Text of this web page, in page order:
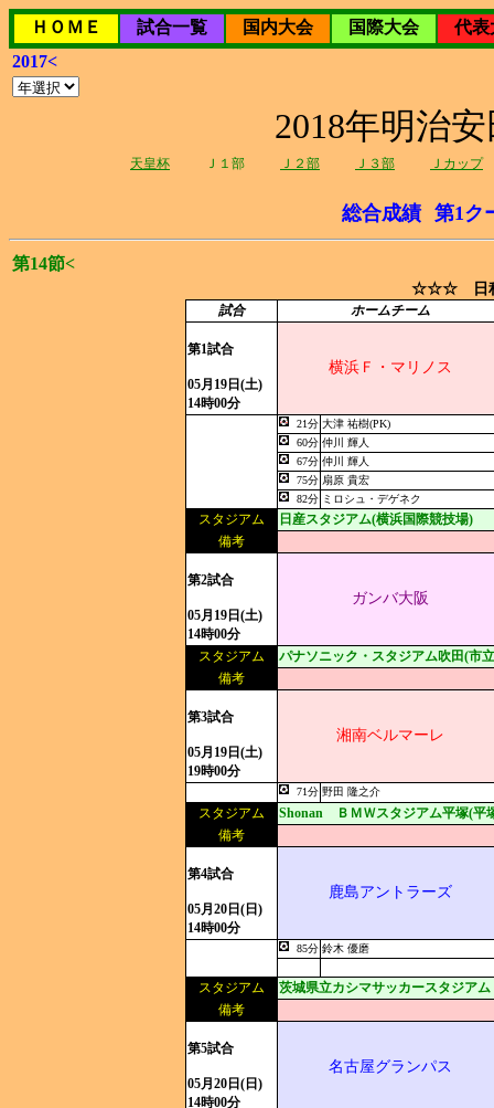
ＨＯＭＥ 試合一覧 国内大会 国際大会
代表
2017<
2018年明治
天皇杯 Ｊ１部 Ｊ２部 Ｊ３部 Ｊカップ
総合成績 第1ク
第14節<
☆☆☆ 日
試合 ホームチーム
第1試合
05月19日(土)
14時00分
横浜Ｆ・マリノス
21分 大津 祐樹(PK)
60分 仲川 輝人
67分 仲川 輝人
75分 扇原 貴宏
82分 ミロシュ・デゲネク
スタジアム
日産スタジアム(横浜国際競技場)
備考
第2試合
05月19日(土)
14時00分
ガンバ大阪
スタジアム
パナソニック・スタジアム吹田(市
備考
第3試合
05月19日(土)
19時00分
湘南ベルマーレ
71分 野田 隆之介
スタジアム
Shonan ＢＭＷスタジアム平塚(平
備考
第4試合
05月20日(日)
14時00分
鹿島アントラーズ
85分 鈴木 優磨
スタジアム
茨城県立カシマサッカースタジアム
備考
第5試合
05月20日(日)
14時00分
名古屋グランパス